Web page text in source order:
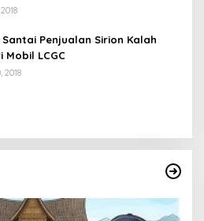
Penjualan Sirion Kalah
Mobil LCGC
2018